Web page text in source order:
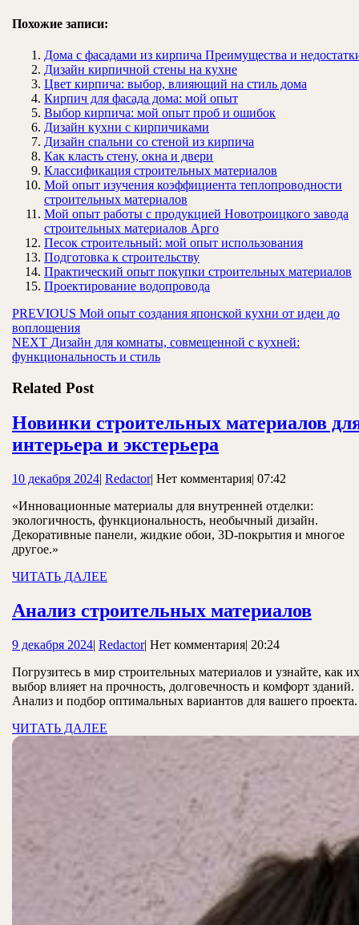
Похожие записи:
Дома с фасадами из кирпича Преимущества и
Дизайн кирпичной стены на кухне
Цвет кирпича: выбор, влияющий на стиль дома
Кирпич для фасада дома: мой опыт
Выбор кирпича: мой опыт проб и ошибок
Дизайн кухни с кирпичиками
Дизайн спальни со стеной из кирпича
Как класть стену, окна и двери
Классификация строительных материалов
Мой опыт изучения коэффициента теплопроводности
строительных материалов
Мой опыт работы с продукцией Новотроицкого завода
строительных материалов Арго
Песок строительный: мой опыт использования
Подготовка к строительству
Практический опыт покупки строительных материалов
Проектирование водопровода
Навигация
по
записям
PREVIOUS Предыдущая
запись:
Мой опыт создания японской кухни от идеи до
воплощения
NEXT Следующая
запись:
Дизайн для комнаты, совмещенной с кухней:
функциональность и стиль
Related Post
Новинки строительных материалов
интерьера и экстерьера
материалов
для
интерьера
10 декабря 202410
2024
| RedactorRedactor
| Нет комментария| 07:42
«Инновационные материалы для внутренней отделки:
экологичность, функциональность, необычный дизайн.
Декоративные панели, жидкие обои, 3D-покрытия и многое
другое.»
ЧИТАТЬ ДАЛЕЕ
Анализ строительных материалов
9 декабря 20249
2024
| RedactorRedactor
| Нет комментария| 20:24
Погрузитесь в мир строительных материалов и узнайте, как их
выбор влияет на прочность, долговечность и комфорт зданий.
Анализ и подбор оптимальных вариантов для вашего проекта.
ЧИТАТЬ ДАЛЕЕ
ДАЛЕЕ